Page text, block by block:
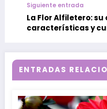
Siguiente entrada
La Flor Alfiletero: su
características y
ENTRADAS